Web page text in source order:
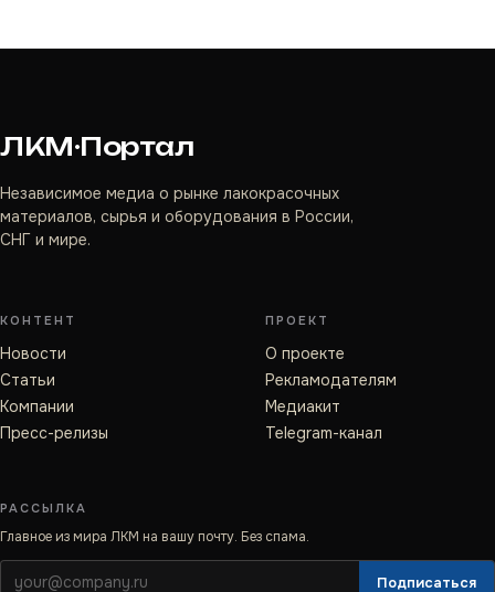
ЛКМ·Портал
Независимое медиа о рынке лакокрасочных
материалов, сырья и оборудования в России,
СНГ и мире.
КОНТЕНТ
Новости
Статьи
Компании
Пресс-релизы
ПРОЕКТ
О проекте
Рекламодателям
Медиакит
Telegram-канал
РАССЫЛКА
Главное из мира ЛКМ на вашу почту. Без спама.
Подписаться